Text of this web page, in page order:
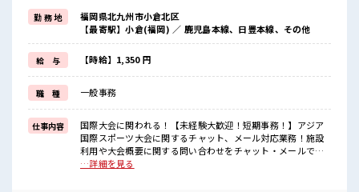
自分の時間をしっかり確保できる、
残業基本ナシのお仕事♪
オンとオフをきっちり切り替えたい方にオススメ！
≪未経験の方も大カンゲイ≫
新しいことにチャレンジするのは不安だけど、
しっかり働く環境が整っています！
イチからスキルUP・ステップUP目指していきましょう！
≪様々なお仕事をご提案≫
一人で悩まず気軽に相談できる、
派遣のお仕事です！
■職場の雰囲気
休憩時間にゆっくりできるスペース完備！
勤 務 地
福岡県北九州市小倉北区
【最寄駅】小倉(福岡) ／ 鹿児島本線、日豊本線、その他
給 与 【時給】1,350 円
職 種 一般事務
仕事内容
国際大会に関われる！【未経験大歓迎！短期事務！】アジア
国際スポーツ大会に関するチャット、メール対応業務！施設
利用や大会概要に関する問い合わせをチャット・メールで行
います♪・新築オフィスでのびのび働ける！・ショートタイ
…詳細を見る